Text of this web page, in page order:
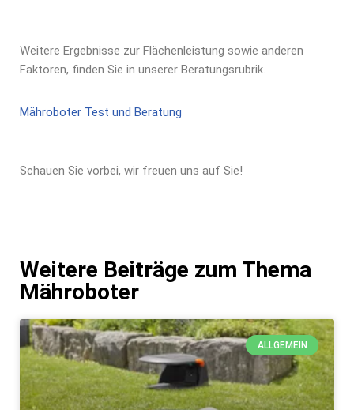
Weitere Ergebnisse zur Flächenleistung sowie anderen
Faktoren, finden Sie in unserer Beratungsrubrik.
Mähroboter Test und Beratung
Schauen Sie vorbei, wir freuen uns auf Sie!
Weitere Beiträge zum Thema
Mähroboter
ALLGEMEIN